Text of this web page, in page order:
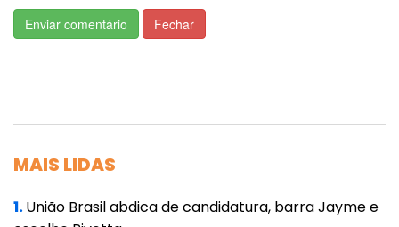
precisam dos cilindros. Esta campanha está
auxiliando todos os gestores a garantir a
informou, ainda, que o apoio veio em um
produto para as unidades hospitalares.
Enviar comentário Fechar
MAIS LIDAS
1.União Brasil abdica de candidatura, barra Jayme e